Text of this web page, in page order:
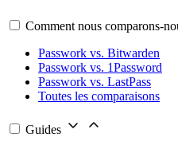
Comment nous comparons-
Passwork vs. Bitwarden
Passwork vs. 1Password
Passwork vs. LastPass
Toutes les comparaisons
Guides